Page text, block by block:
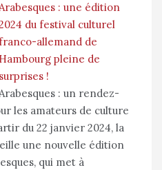
: une édition
du festival culturel
allemand de
Hambourg pleine de
surprises !
: un rendez-
les amateurs de culture
du 22 janvier 2024, la
une nouvelle édition
qui met à